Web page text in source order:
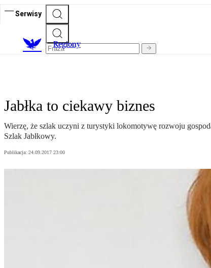
Serwisy
Regiony
Jabłka to ciekawy biznes
Wierzę, że szlak uczyni z turystyki lokomotywę rozwoju
Szlak Jabłkowy.
Publikacja: 24.09.2017 23:00